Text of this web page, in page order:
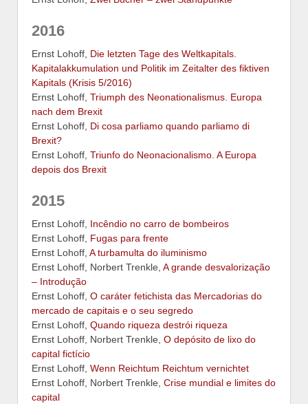
2016
Ernst Lohoff, Die letzten Tage des Weltkapitals.
Kapitalakkumulation und Politik im Zeitalter des fiktiven
Kapitals (Krisis 5/2016)
Ernst Lohoff, Triumph des Neonationalismus. Europa
nach dem Brexit
Ernst Lohoff, Di cosa parliamo quando parliamo di
Brexit?
Ernst Lohoff, Triunfo do Neonacionalismo. A Europa
depois dos Brexit
2015
Ernst Lohoff, Incêndio no carro de bombeiros
Ernst Lohoff, Fugas para frente
Ernst Lohoff, A turbamulta do iluminismo
Ernst Lohoff, Norbert Trenkle, A grande desvalorização
– Introdução
Ernst Lohoff, O caráter fetichista das Mercadorias do
mercado de capitais e o seu segredo
Ernst Lohoff, Quando riqueza destrói riqueza
Ernst Lohoff, Norbert Trenkle, O depósito de lixo do
capital fictício
Ernst Lohoff, Wenn Reichtum Reichtum vernichtet
Ernst Lohoff, Norbert Trenkle, Crise mundial e limites do
capital